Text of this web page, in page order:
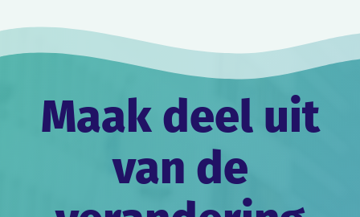
Maak deel uit
van de